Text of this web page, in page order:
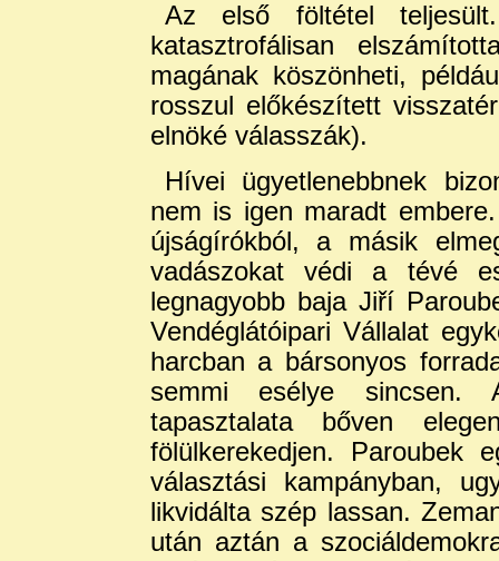
Az első föltétel
katasztrofálisan
magának köszönheti,
rosszul előkészített
elnöké válasszák).
Hívei ügyetlenebbnek
nem is igen maradt
újságírókból, a másik
vadászokat védi a tévé
legnagyobb baja Jiří
Vendéglátóipari Vállalat
harcban a bársonyos
semmi esélye sincsen.
tapasztalata bőven
fölülkerekedjen. Paroubek
választási kampányban,
likvidálta szép lassan.
után aztán a